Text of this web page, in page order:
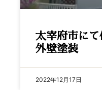
太宰府市にて
外壁塗装
2022年12月17日